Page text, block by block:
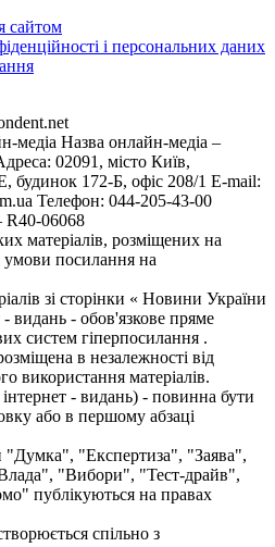
сайтом
і персональних даних
медіа Назва онлайн-медіа –
02091, місто Київ,
172-Б, офіс 208/1 E-mail:
Телефон: 044-205-43-00
R40-06068
матеріалів, розміщених на
умови посилання на
зі сторінки « Новини України
- видань - обов'язкове пряме
систем гіперпосилання .
в незалежності від
використання матеріалів.
- видань) - повинна бути
або в першому абзаці
"Думка", "Експертиза", "Заява",
"Вибори", "Тест-драйв",
публікуються на правах
спільно з